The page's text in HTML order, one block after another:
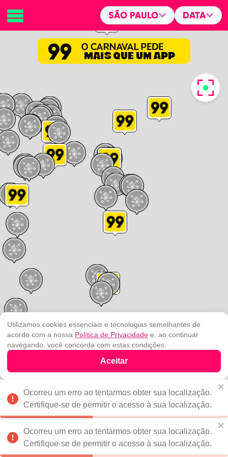
SÃO PAULO DATA
Leaflet
Utilizamos cookies essenciais e tecnologias semelhantes de
acordo com a nossa Política de Privacidade e, ao continuar
navegando, você concorda com estas condições.
Aceitar
Ocorreu um erro ao tentarmos obter sua localização.
Certifique-se de permitir o acesso à sua localização.
Ocorreu um erro ao tentarmos obter sua localização.
Certifique-se de permitir o acesso à sua localização.
Buscar programação dos
Blocos
VER A LISTA COMPLETA